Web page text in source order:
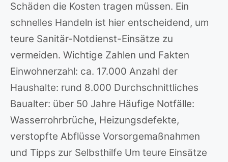
Schäden die Kosten tragen müssen. Ein
schnelles Handeln ist hier entscheidend, um
teure Sanitär-Notdienst-Einsätze zu
vermeiden. Wichtige Zahlen und Fakten
Einwohnerzahl: ca. 17.000 Anzahl der
Haushalte: rund 8.000 Durchschnittliches
Baualter: über 50 Jahre Häufige Notfälle:
Wasserrohrbrüche, Heizungsdefekte,
verstopfte Abflüsse Vorsorgemaßnahmen
und Tipps zur Selbsthilfe Um teure Einsätze